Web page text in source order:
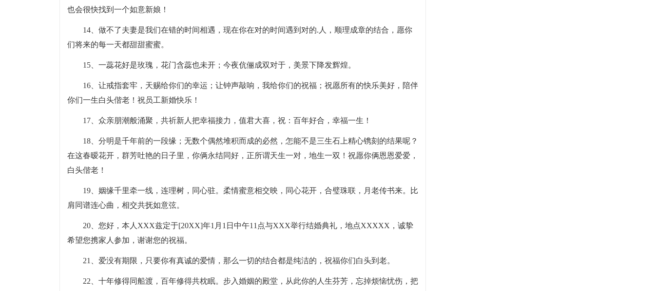
也会很快找到一个如意新娘！
14、做不了夫妻是我们在错的时间相遇，现在你在对的时间遇到对的.人，顺理成章的结合，愿你
们将来的每一天都甜甜蜜蜜。
15、一蕊花好是玫瑰，花门含蕊也未开；今夜伉俪成双对于，美景下降发辉煌。
16、让戒指套牢，天赐给你们的幸运；让钟声敲响，我给你们的祝福；祝愿所有的快乐美好，陪伴
你们一生白头偕老！祝员工新婚快乐！
17、众亲朋潮般涌聚，共祈新人把幸福接力，值君大喜，祝：百年好合，幸福一生！
18、分明是千年前的一段缘；无数个偶然堆积而成的必然，怎能不是三生石上精心镌刻的结果呢？
在这春暧花开，群芳吐艳的日子里，你俩永结同好，正所谓天生一对，地生一双！祝愿你俩恩恩爱爱，
白头偕老！
19、姻缘千里牵一线，连理树，同心驻。柔情蜜意相交映，同心花开，合璧珠联，月老传书来。比
肩同谱连心曲，相交共抚如意弦。
20、您好，本人XXX兹定于[20XX]年1月1日中午11点与XXX举行结婚典礼，地点XXXXX，诚挚
希望您携家人参加，谢谢您的祝福。
21、爱没有期限，只要你有真诚的爱情，那么一切的结合都是纯洁的，祝福你们白头到老。
22、十年修得同船渡，百年修得共枕眠。步入婚姻的殿堂，从此你的人生芬芳，忘掉烦恼忧伤，把